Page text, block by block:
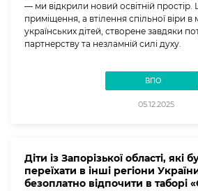
— ми відкрили новий освітній простір.
приміщення, а втілення спільної віри в
українських дітей, створене завдяки
партнерству та незламній силі духу.
ВПО
05.12.2025
Діти із Запорізької області, які
переїхати в інші регіони
безоплатно відпочити в таборі